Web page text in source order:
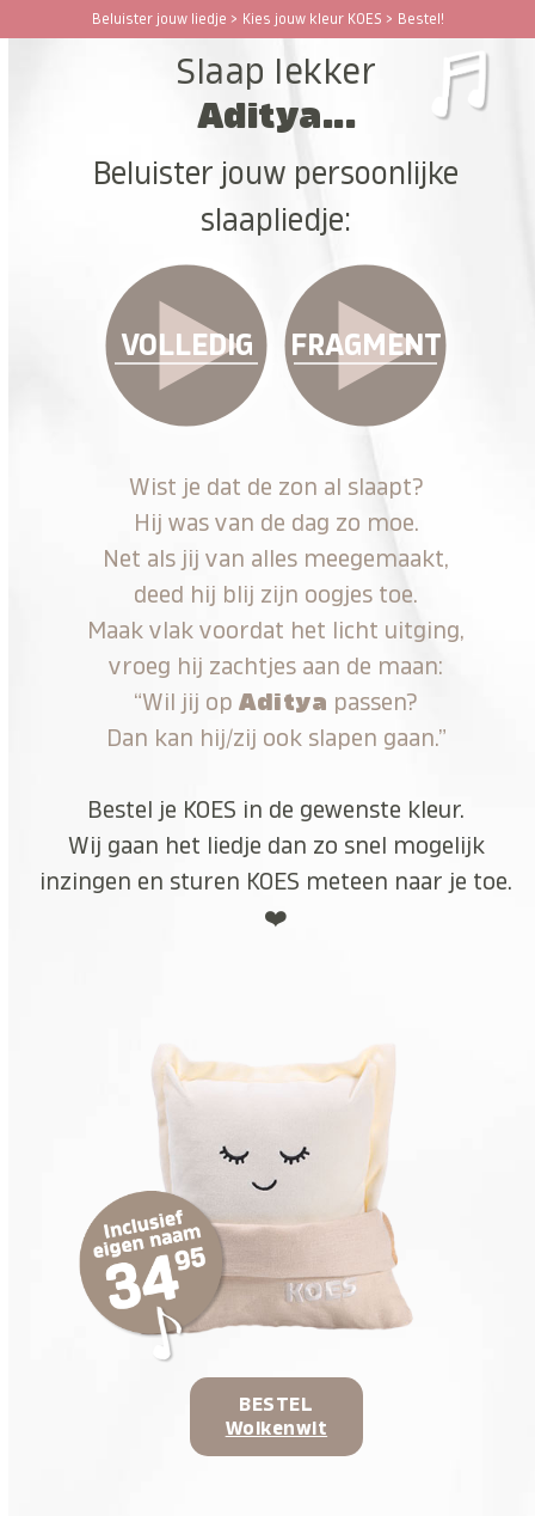
Beluister jouw liedje > Kies jouw kleur KOES > Bestel!
Open
Close
Slaap lekker
Aditya...
Beluister jouw persoonlijke
slaapliedje:
VOLLEDIG FRAGMENT
Wist je dat de zon al slaapt?
Hij was van de dag zo moe.
Net als jij van alles meegemaakt,
deed hij blij zijn oogjes toe.
Maak vlak voordat het licht uitging,
vroeg hij zachtjes aan de maan:
“Wil jij opAditya passen?
Dan kan hij/zij ook slapen gaan.”
Bestel je KOES in de gewenste kleur.
Wij gaan het liedje dan zo snel mogelijk
inzingen en sturen KOES meteen naar je toe.
❤️
BESTEL
Wolkenwit